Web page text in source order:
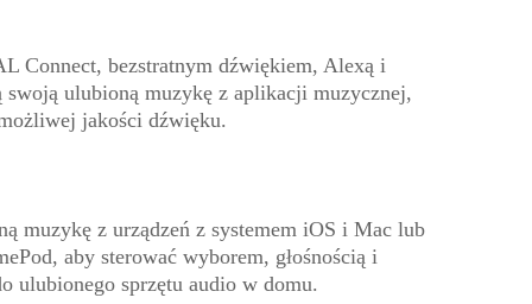
Connect, bezstratnym dźwiękiem, Alexą i
ulubioną muzykę z aplikacji muzycznej,
jakości dźwięku.
muzykę z urządzeń z systemem iOS i Mac lub
aby sterować wyborem, głośnością i
ulubionego sprzętu audio w domu.